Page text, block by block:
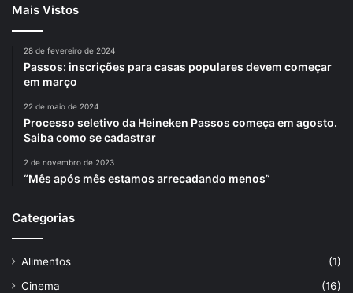
Mais Vistos
28 de fevereiro de 2024
Passos: inscrições para casas populares devem começar
em março
22 de maio de 2024
Processo seletivo da Heineken Passos começa em agosto.
Saiba como se cadastrar
2 de novembro de 2023
“Mês após mês estamos arrecadando menos”
Categorias
Alimentos
(1)
Cinema
(16)